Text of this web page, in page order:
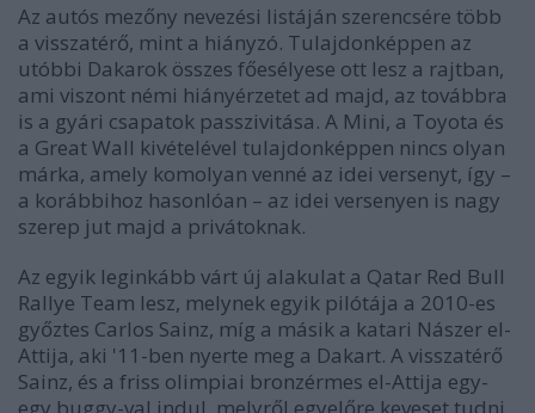
Az autós mezőny nevezési listáján szerencsére több
a visszatérő, mint a hiányzó. Tulajdonképpen az
utóbbi Dakarok összes főesélyese ott lesz a rajtban,
ami viszont némi hiányérzetet ad majd, az továbbra
is a gyári csapatok passzivitása. A Mini, a Toyota és
a Great Wall kivételével tulajdonképpen nincs olyan
márka, amely komolyan venné az idei versenyt, így –
a korábbihoz hasonlóan – az idei versenyen is nagy
szerep jut majd a privátoknak.
Az egyik leginkább várt új alakulat a Qatar Red Bull
Rallye Team lesz, melynek egyik pilótája a 2010-es
győztes Carlos Sainz, míg a másik a katari Nászer el-
Attija, aki '11-ben nyerte meg a Dakart. A visszatérő
Sainz, és a friss olimpiai bronzérmes el-Attija egy-
egy buggy-val indul, melyről egyelőre keveset tudni,